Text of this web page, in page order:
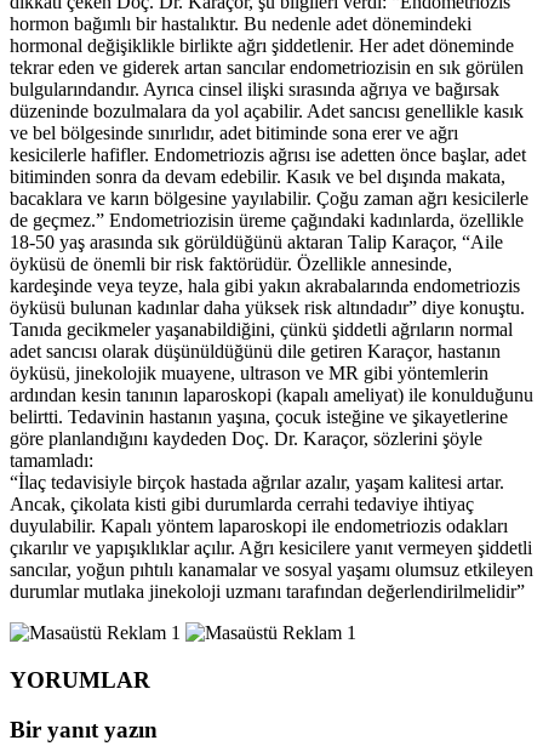
hormon bağımlı bir hastalıktır. Bu nedenle adet dönemindeki
hormonal değişiklikle birlikte ağrı şiddetlenir. Her adet döneminde
tekrar eden ve giderek artan sancılar endometriozisin en sık görülen
bulgularındandır. Ayrıca cinsel ilişki sırasında ağrıya ve bağırsak
düzeninde bozulmalara da yol açabilir. Adet sancısı genellikle kasık
ve bel bölgesinde sınırlıdır, adet bitiminde sona erer ve ağrı
kesicilerle hafifler. Endometriozis ağrısı ise adetten önce başlar, adet
bitiminden sonra da devam edebilir. Kasık ve bel dışında makata,
bacaklara ve karın bölgesine yayılabilir. Çoğu zaman ağrı kesicilerle
de geçmez.” Endometriozisin üreme çağındaki kadınlarda, özellikle
18-50 yaş arasında sık görüldüğünü aktaran Talip Karaçor, “Aile
öyküsü de önemli bir risk faktörüdür. Özellikle annesinde,
kardeşinde veya teyze, hala gibi yakın akrabalarında endometriozis
öyküsü bulunan kadınlar daha yüksek risk altındadır” diye konuştu.
Tanıda gecikmeler yaşanabildiğini, çünkü şiddetli ağrıların normal
adet sancısı olarak düşünüldüğünü dile getiren Karaçor, hastanın
öyküsü, jinekolojik muayene, ultrason ve MR gibi yöntemlerin
ardından kesin tanının laparoskopi (kapalı ameliyat) ile konulduğunu
belirtti. Tedavinin hastanın yaşına, çocuk isteğine ve şikayetlerine
göre planlandığını kaydeden Doç. Dr. Karaçor, sözlerini şöyle
tamamladı:
“İlaç tedavisiyle birçok hastada ağrılar azalır, yaşam kalitesi artar.
Ancak, çikolata kisti gibi durumlarda cerrahi tedaviye ihtiyaç
duyulabilir. Kapalı yöntem laparoskopi ile endometriozis odakları
çıkarılır ve yapışıklıklar açılır. Ağrı kesicilere yanıt vermeyen şiddetli
sancılar, yoğun pıhtılı kanamalar ve sosyal yaşamı olumsuz etkileyen
durumlar mutlaka jinekoloji uzmanı tarafından değerlendirilmelidir”
YORUMLAR
Bir yanıt yazın